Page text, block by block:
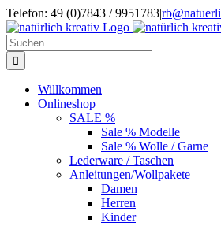
Zum
Inhalt
springen
Telefon: 49 (0)7843 / 9951783|
Suche
nach:
Willkommen
Onlineshop
SALE %
Sale % Modelle
Sale % Wolle / Garne
Lederware / Taschen
Anleitungen/Wollpakete
Damen
Herren
Kinder